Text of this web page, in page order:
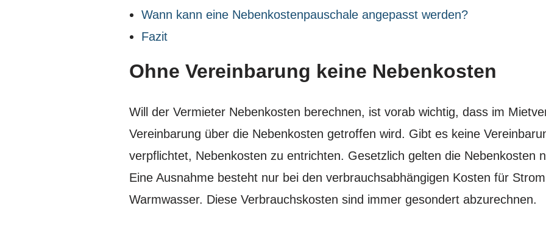
Wann kann eine Nebenkostenpauschale angepasst werden?
Fazit
Ohne Vereinbarung keine Nebenkosten
Will der Vermieter Nebenkosten berechnen, ist vorab wichtig, dass im
Vereinbarung über die Nebenkosten getroffen wird. Gibt es keine
verpflichtet, Nebenkosten zu entrichten. Gesetzlich gelten die Nebenkosten
Eine Ausnahme besteht nur bei den verbrauchsabhängigen Kosten für
Warmwasser. Diese Verbrauchskosten sind immer gesondert abzurechnen.